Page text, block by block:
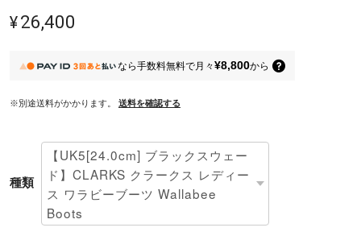
¥26,400
なら手数料無料で月々¥8,800から
※別途送料がかかります。 送料を確認する
種類